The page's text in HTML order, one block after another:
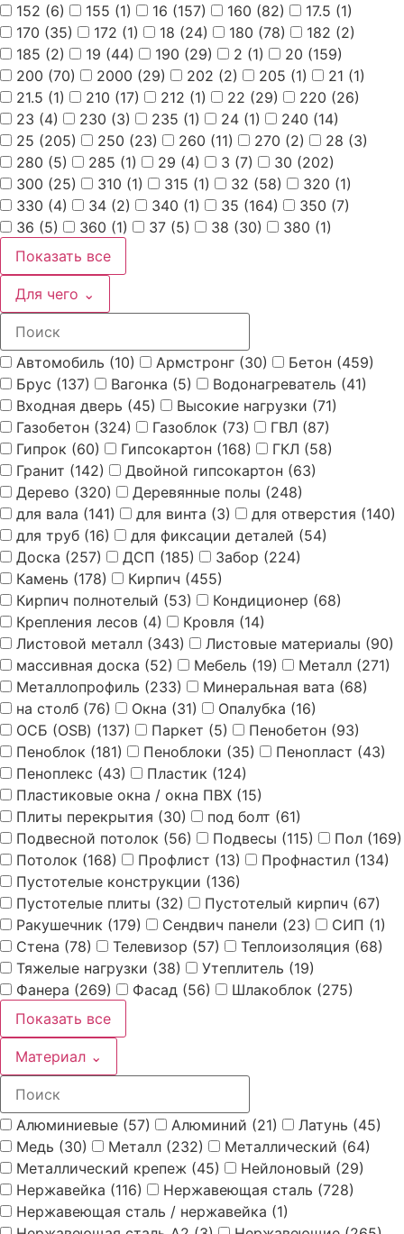
152 (6) 155 (1) 16 (157) 160 (82) 17.5 (1)
170 (35) 172 (1) 18 (24) 180 (78) 182 (2)
185 (2) 19 (44) 190 (29) 2 (1) 20 (159)
200 (70) 2000 (29) 202 (2) 205 (1) 21 (1)
21.5 (1) 210 (17) 212 (1) 22 (29) 220 (26)
23 (4) 230 (3) 235 (1) 24 (1) 240 (14)
25 (205) 250 (23) 260 (11) 270 (2) 28 (3)
280 (5) 285 (1) 29 (4) 3 (7) 30 (202)
300 (25) 310 (1) 315 (1) 32 (58) 320 (1)
330 (4) 34 (2) 340 (1) 35 (164) 350 (7)
36 (5) 360 (1) 37 (5) 38 (30) 380 (1)
Показать все
Для чего ⌄
Автомобиль (10) Армстронг (30) Бетон (459)
Брус (137) Вагонка (5) Водонагреватель (41)
Входная дверь (45) Высокие нагрузки (71)
Газобетон (324) Газоблок (73) ГВЛ (87)
Гипрок (60) Гипсокартон (168) ГКЛ (58)
Гранит (142) Двойной гипсокартон (63)
Дерево (320) Деревянные полы (248)
для вала (141) для винта (3) для отверстия (140)
для труб (16) для фиксации деталей (54)
Доска (257) ДСП (185) Забор (224)
Камень (178) Кирпич (455)
Кирпич полнотелый (53) Кондиционер (68)
Крепления лесов (4) Кровля (14)
Листовой металл (343) Листовые материалы (90)
массивная доска (52) Мебель (19) Металл (271)
Металлопрофиль (233) Минеральная вата (68)
на столб (76) Окна (31) Опалубка (16)
ОСБ (OSB) (137) Паркет (5) Пенобетон (93)
Пеноблок (181) Пеноблоки (35) Пенопласт (43)
Пеноплекс (43) Пластик (124)
Пластиковые окна / окна ПВХ (15)
Плиты перекрытия (30) под болт (61)
Подвесной потолок (56) Подвесы (115) Пол (169)
Потолок (168) Профлист (13) Профнастил (134)
Пустотелые конструкции (136)
Пустотелые плиты (32) Пустотелый кирпич (67)
Ракушечник (179) Сендвич панели (23) СИП (1)
Стена (78) Телевизор (57) Теплоизоляция (68)
Тяжелые нагрузки (38) Утеплитель (19)
Фанера (269) Фасад (56) Шлакоблок (275)
Показать все
Материал ⌄
Алюминиевые (57) Алюминий (21) Латунь (45)
Медь (30) Металл (232) Металлический (64)
Металлический крепеж (45) Нейлоновый (29)
Нержавейка (116) Нержавеющая сталь (728)
Нержавеющая сталь / нержавейка (1)